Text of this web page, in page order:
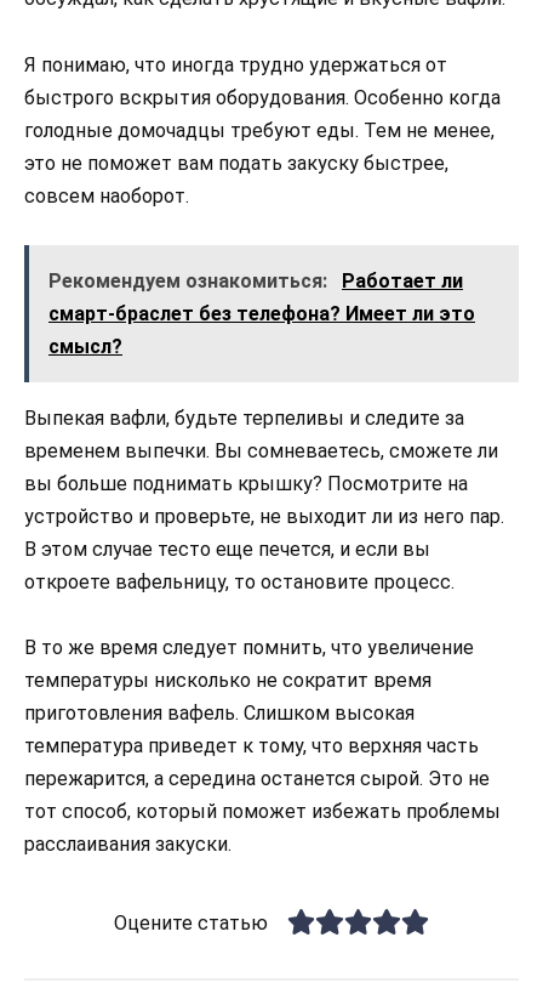
Я понимаю, что иногда трудно удержаться от
быстрого вскрытия оборудования. Особенно когда
голодные домочадцы требуют еды. Тем не менее,
это не поможет вам подать закуску быстрее,
совсем наоборот.
Рекомендуем ознакомиться:
Работает ли
смарт-браслет без телефона? Имеет ли это
смысл?
Выпекая вафли, будьте терпеливы и следите за
временем выпечки. Вы сомневаетесь, сможете ли
вы больше поднимать крышку? Посмотрите на
устройство и проверьте, не выходит ли из него пар.
В этом случае тесто еще печется, и если вы
откроете вафельницу, то остановите процесс.
В то же время следует помнить, что увеличение
температуры нисколько не сократит время
приготовления вафель. Слишком высокая
температура приведет к тому, что верхняя часть
пережарится, а середина останется сырой. Это не
тот способ, который поможет избежать проблемы
расслаивания закуски.
Оцените статью